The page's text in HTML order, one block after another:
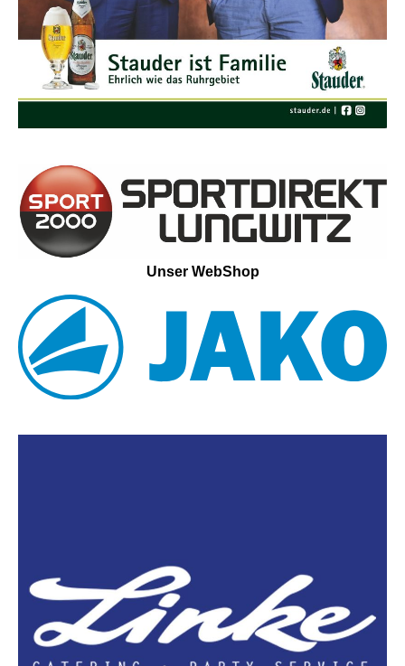
Unser WebShop